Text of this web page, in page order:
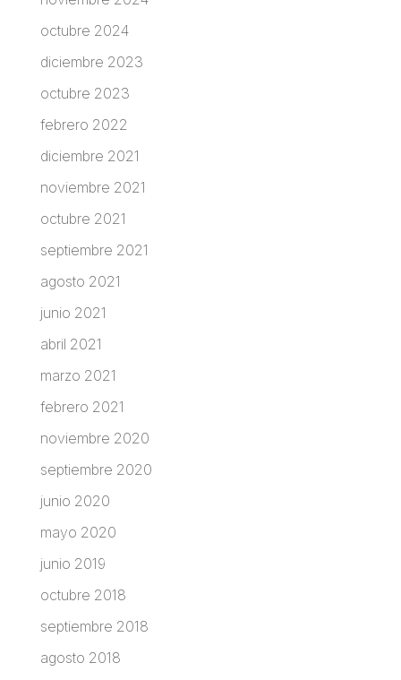
octubre 2024
diciembre 2023
octubre 2023
febrero 2022
diciembre 2021
noviembre 2021
octubre 2021
septiembre 2021
agosto 2021
junio 2021
abril 2021
marzo 2021
febrero 2021
noviembre 2020
septiembre 2020
junio 2020
mayo 2020
junio 2019
octubre 2018
septiembre 2018
agosto 2018